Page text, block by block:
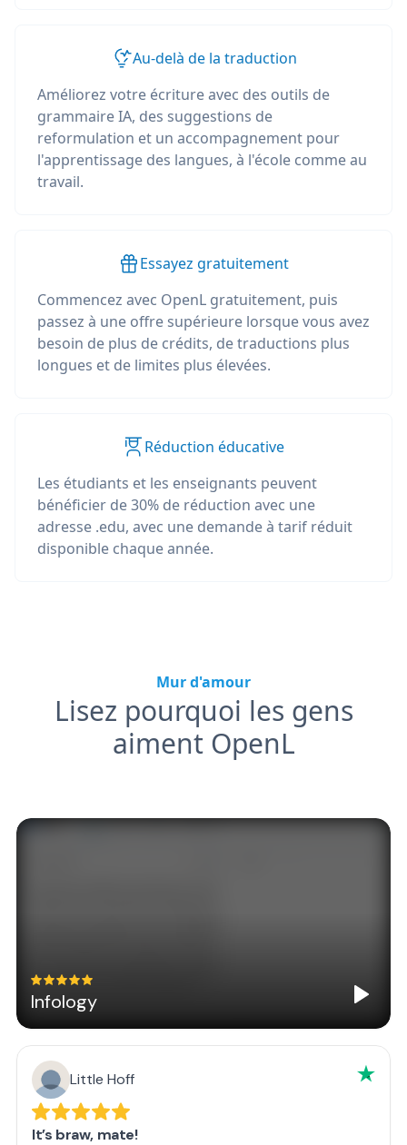
Au-delà de la traduction
Améliorez votre écriture avec des outils de
grammaire IA, des suggestions de
reformulation et un accompagnement pour
l'apprentissage des langues, à l'école comme au
travail.
Essayez gratuitement
Commencez avec OpenL gratuitement, puis
passez à une offre supérieure lorsque vous avez
besoin de plus de crédits, de traductions plus
longues et de limites plus élevées.
Réduction éducative
Les étudiants et les enseignants peuvent
bénéficier de 30% de réduction avec une
adresse .edu, avec une demande à tarif réduit
disponible chaque année.
Mur d'amour
Lisez pourquoi les gens
aiment OpenL
Infology
Little Hoff
It’s braw, mate!